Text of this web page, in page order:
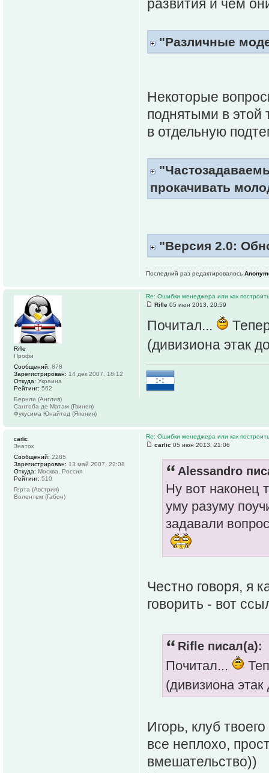
развития и чем
"Различные
Некоторые
поднятыми в этой
в отдельную
прокачивать
"Версия 2.0:
Последний раз редактировалось
Re: Ошибки менеджера или как построить
Rifle 05 июн 2013, 20:59
Почитал...
(дивизиона этак
Rifle
Профи
Сообщений: 878
Зарегистрирован: 14 дек 2007, 18:12
Откуда: Украина
Рейтинг: 562
Бернли (Англия)
Сантоба де Матам (Гвинея)
Фукусима Юнайтед (Япония)
Re: Ошибки менеджера или как построить
carlic 05 июн 2013, 21:06
Alessandro
Ну вот наконец
уму разуму
задавали
Честно говоря, я
говорить - вот
Rifle писал(а):
Почитал...
(дивизиона
Игорь, клуб
все неплохо,
вмешательство))
carlic
Знаток
Сообщений: 2285
Зарегистрирован: 13 май 2007, 22:08
Откуда: Москва, Россия
Рейтинг: 510
Герта (Австрия)
Волентем (Габон)